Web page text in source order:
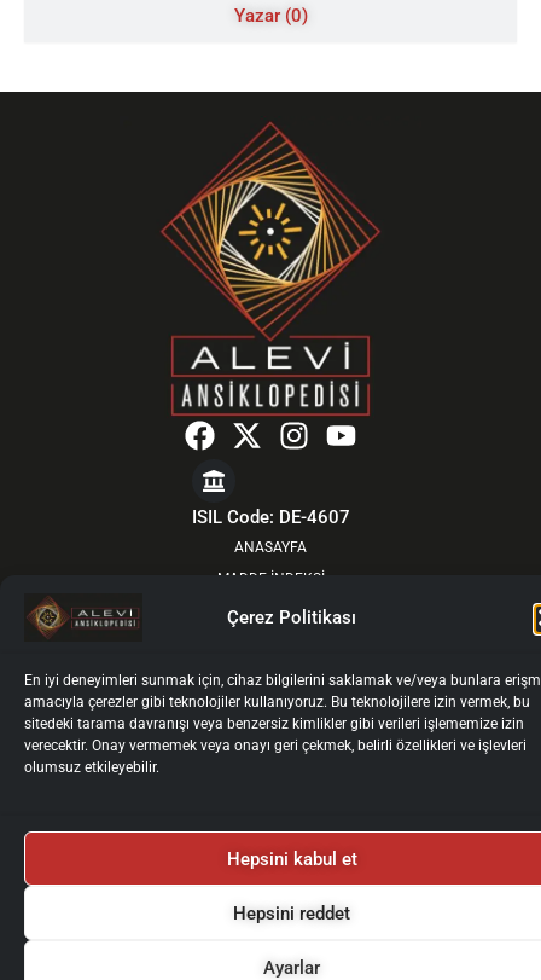
Çerez Politikası
En iyi deneyimleri sunmak için, cihaz bilgilerini saklamak ve/veya bunlara
amacıyla çerezler gibi teknolojiler kullanıyoruz. Bu teknolojilere izin vermek, bu
sitedeki tarama davranışı veya benzersiz kimlikler gibi verileri işlememize izin
verecektir. Onay vermemek veya onayı geri çekmek, belirli özellikleri ve işlevleri
olumsuz etkileyebilir.
Hepsini kabul et
Hepsini reddet
Ayarlar
Yazar (0)
F
a
c
e
X
w
i
t
t
r
I
n
t
a
g
r
m
Y
t
e
ISIL Code: DE-4607
ANASAYFA
MADDE İNDEKSİ
YOL ÖNDERLERİNDEN
GÜNCEL
KURULLAR
YAZARLAR İÇİN
Künye
Gizlilik Politikası
Kullanım Koşulları
Kişisel Verilerin İşlenmesi ve Korunması
2025 © Alevi Ansiklopedisi